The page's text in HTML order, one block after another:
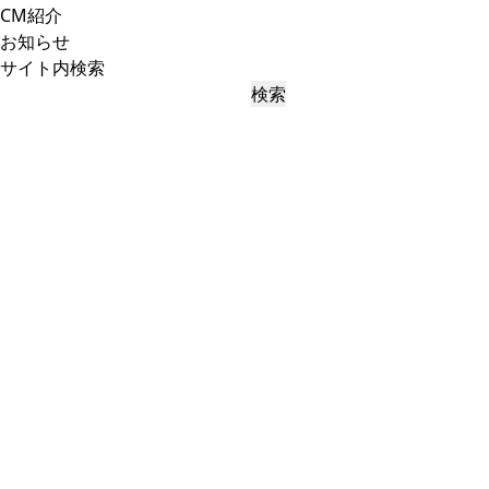
CM紹介
お知らせ
サイト内検索
検索